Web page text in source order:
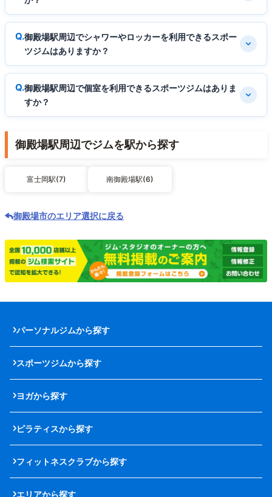
御殿場駅周辺でシャワーやロッカーを利用できるスポー
ツジムはありますか？
御殿場駅周辺で個室を利用できるスポーツジムはありま
すか？
御殿場駅周辺でジムを駅から探す
富士岡駅(7) 南御殿場駅(6)
御殿場市のエリア選択に戻る
パーソナルジムから探す
スポーツジムから探す
ヨガから探す
ピラティスから探す
フィットネスクラブから探す
エリアから探す